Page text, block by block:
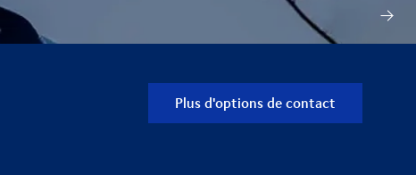
Plus d'options de contact